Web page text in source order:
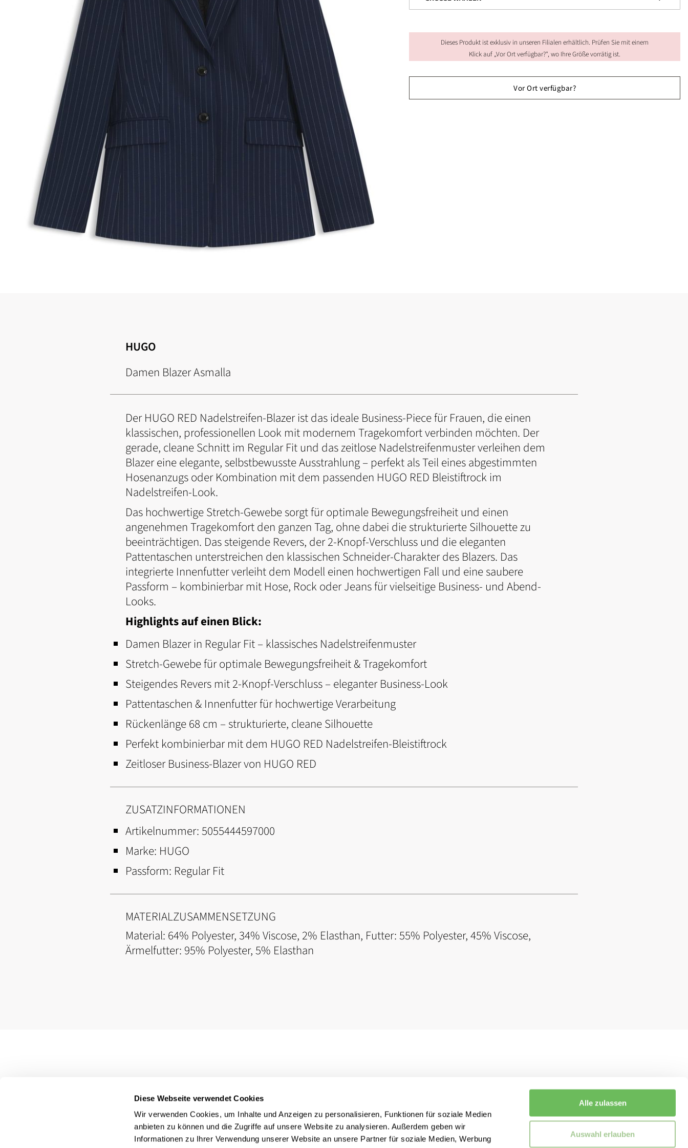
Diese Webseite verwendet Cookies
Wir verwenden Cookies, um Inhalte und Anzeigen zu personalisieren, Funktionen für soziale Medien
anbieten zu können und die Zugriffe auf unsere Website zu analysieren. Außerdem geben wir
Informationen zu Ihrer Verwendung unserer Website an unsere Partner für soziale Medien, Werbung
Alle zulassen
Auswahl erlauben
Dieses Produkt ist exklusiv in unseren Filialen erhältlich. Prüfen Sie mit einem
Klick auf „Vor Ort verfügbar?", wo Ihre Größe vorrätig ist.
Vor Ort verfügbar?
HUGO
Damen Blazer Asmalla
Der HUGO RED Nadelstreifen-Blazer ist das ideale Business-Piece für Frauen, die einen
klassischen, professionellen Look mit modernem Tragekomfort verbinden möchten. Der
gerade, cleane Schnitt im Regular Fit und das zeitlose Nadelstreifenmuster verleihen dem
Blazer eine elegante, selbstbewusste Ausstrahlung – perfekt als Teil eines abgestimmten
Hosenanzugs oder Kombination mit dem passenden HUGO RED Bleistiftrock im
Nadelstreifen-Look.
Das hochwertige Stretch-Gewebe sorgt für optimale Bewegungsfreiheit und einen
angenehmen Tragekomfort den ganzen Tag, ohne dabei die strukturierte Silhouette zu
beeinträchtigen. Das steigende Revers, der 2-Knopf-Verschluss und die eleganten
Pattentaschen unterstreichen den klassischen Schneider-Charakter des Blazers. Das
integrierte Innenfutter verleiht dem Modell einen hochwertigen Fall und eine saubere
Passform – kombinierbar mit Hose, Rock oder Jeans für vielseitige Business- und Abend-
Looks.
Highlights auf einen Blick:
Damen Blazer in Regular Fit – klassisches Nadelstreifenmuster
Stretch-Gewebe für optimale Bewegungsfreiheit & Tragekomfort
Steigendes Revers mit 2-Knopf-Verschluss – eleganter Business-Look
Pattentaschen & Innenfutter für hochwertige Verarbeitung
Rückenlänge 68 cm – strukturierte, cleane Silhouette
Perfekt kombinierbar mit dem HUGO RED Nadelstreifen-Bleistiftrock
Zeitloser Business-Blazer von HUGO RED
ZUSATZINFORMATIONEN
Artikelnummer:5055444597000
Marke: HUGO
Passform: Regular Fit
MATERIALZUSAMMENSETZUNG
Material: 64% Polyester, 34% Viscose, 2% Elasthan, Futter: 55% Polyester, 45% Viscose,
Ärmelfutter: 95% Polyester, 5% Elasthan